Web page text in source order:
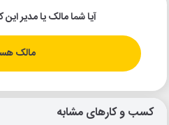
آیا شما مالک یا مدیر
مالک
کسب و کارهای مشابه